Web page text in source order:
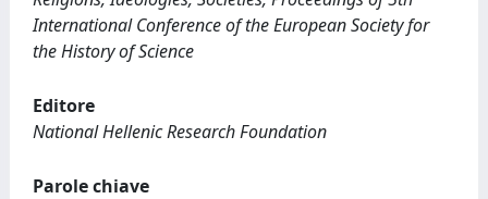
International Conference of the European Society for
the History of Science
Editore
National Hellenic Research Foundation
Parole chiave